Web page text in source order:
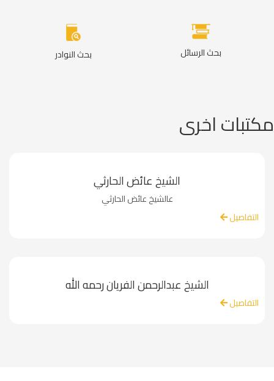
بحث الرسائل بحث النوادر
مكتبات اخرى
الشيخ عائض الحارثي
عالشيخ عائض الحارثي
التفاصيل
الشيخ عبدالرحمن الفريان رحمه الله
التفاصيل